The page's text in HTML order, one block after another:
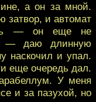
а он за мной.
затвор, и автомат
— он еще не
— даю длинную
наскочил и упал.
еще очередь дал.
У меня
и за пазухой, но